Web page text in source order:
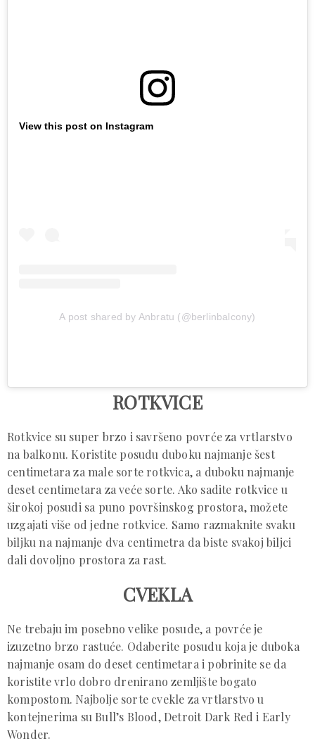
View this post on Instagram
A post shared by Anbratu (@berlinbalcony)
ROTKVICE
Rotkvice su super brzo i savršeno povrće za vrtlarstvo
na balkonu. Koristite posudu duboku najmanje šest
centimetara za male sorte rotkvica, a duboku najmanje
deset centimetara za veće sorte. Ako sadite rotkvice u
širokoj posudi sa puno površinskog prostora, možete
uzgajati više od jedne rotkvice. Samo razmaknite svaku
biljku na najmanje dva centimetra da biste svakoj biljci
dali dovoljno prostora za rast.
CVEKLA
Ne trebaju im posebno velike posude, a povrće je
izuzetno brzo rastuće. Odaberite posudu koja je duboka
najmanje osam do deset centimetara i pobrinite se da
koristite vrlo dobro drenirano zemljište bogato
kompostom. Najbolje sorte cvekle za vrtlarstvo u
kontejnerima su Bull’s Blood, Detroit Dark Red i Early
Wonder.